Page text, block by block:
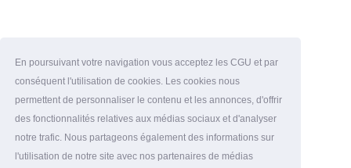
En poursuivant votre navigation vous acceptez les CGU et par
conséquent l'utilisation de cookies. Les cookies nous
permettent de personnaliser le contenu et les annonces, d'offrir
des fonctionnalités relatives aux médias sociaux et d'analyser
notre trafic. Nous partageons également des informations sur
l'utilisation de notre site avec nos partenaires de médias